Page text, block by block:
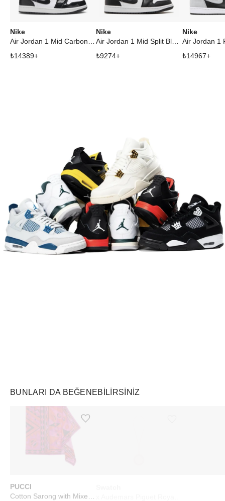
Nike
₺14389+
Nike
₺9274+
Nike
₺14967+
BUNLARI DA BEĞENEBILIRSINIZ
PUCCI
Ürünü istek listesine ekle veya listeden çıkar